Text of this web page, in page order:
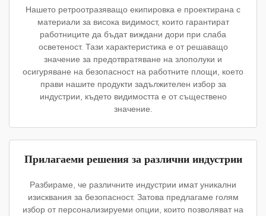
Нашето ретроотразяващо екипировка е проектирана с
материали за висока видимост, които гарантират
работниците да бъдат виждани дори при слаба
осветеност. Тази характеристика е от решаващо
значение за предотвратяване на злополуки и
осигуряване на безопасност на работните площи, което
прави нашите продукти задължителен избор за
индустрии, където видимостта е от съществено
значение.
Прилагаеми решения за различни индустрии
Разбираме, че различните индустрии имат уникални
изисквания за безопасност. Затова предлагаме голям
избор от персонализируеми опции, които позволяват на